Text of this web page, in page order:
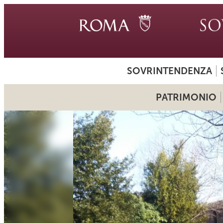
SOVRINTENDENZA
PATRIMONIO